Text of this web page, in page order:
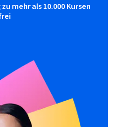
mehr als 10.000 Kursen